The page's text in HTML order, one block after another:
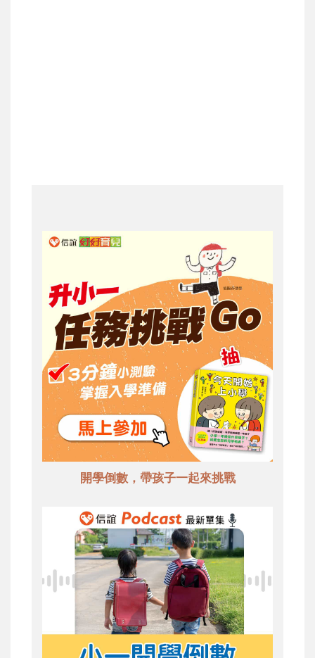
開學倒數，帶孩子一起來挑戰